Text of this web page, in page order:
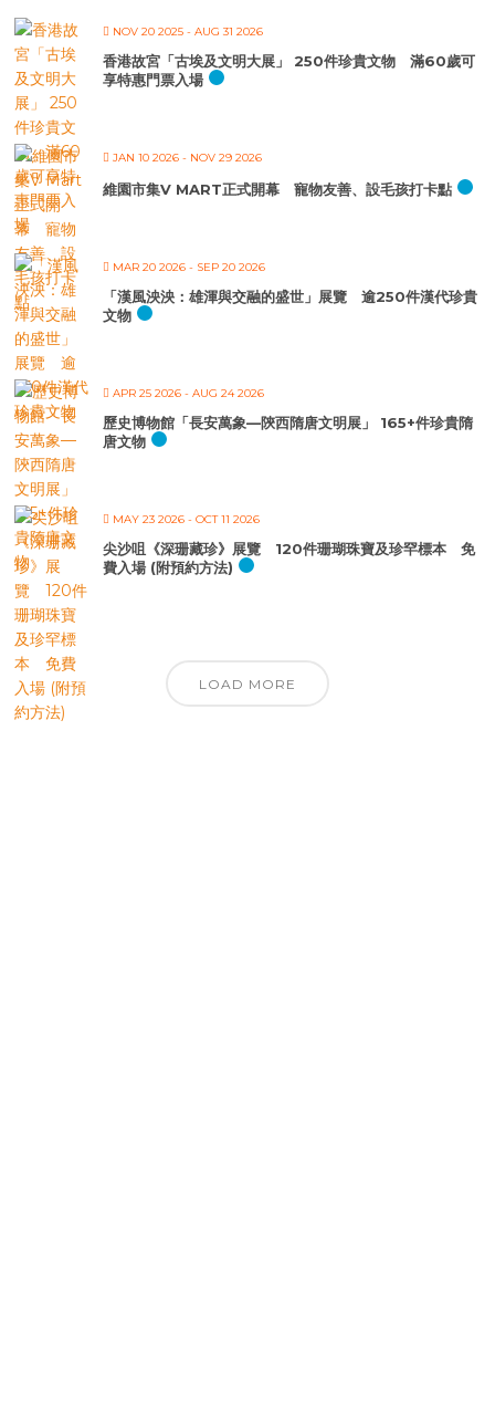
NOV 20 2025 - AUG 31 2026
香港故宮「古埃及文明大展」 250件珍貴文物 滿60歲可
享特惠門票入場
JAN 10 2026 - NOV 29 2026
維園市集V MART正式開幕 寵物友善、設毛孩打卡點
MAR 20 2026 - SEP 20 2026
「漢風泱泱：雄渾與交融的盛世」展覽 逾250件漢代珍貴
文物
APR 25 2026 - AUG 24 2026
歷史博物館「長安萬象—陝西隋唐文明展」 165+件珍貴隋
唐文物
MAY 23 2026 - OCT 11 2026
尖沙咀《深珊藏珍》展覽 120件珊瑚珠寶及珍罕標本 免
費入場 (附預約方法)
LOAD MORE